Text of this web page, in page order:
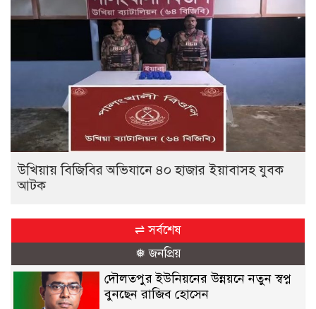
উখিয়ায় বিজিবির অভিযানে ৪০ হাজার ইয়াবাসহ যুবক
আটক
⇌ সর্বশেষ
❅ জনপ্রিয়
দৌলতপুর ইউনিয়নের উন্নয়নে নতুন স্বপ্ন
বুনছেন রাজিব হোসেন